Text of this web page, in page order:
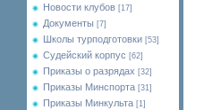
Новости клубов [17]
Документы [7]
Школы турподготовки [53]
Судейский корпус [62]
Приказы о разрядах [32]
Приказы Минспорта [31]
Приказы Минкульта [1]